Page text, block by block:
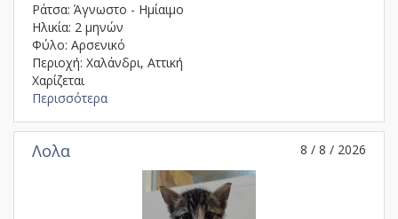
Ράτσα: Άγνωστο - Ημίαιμο
Ηλικία: 2 μηνών
Φύλο: Αρσενικό
Περιοχή: Χαλάνδρι, Αττική
Χαρίζεται
Περισσότερα
Λολα 8 / 8 / 2026